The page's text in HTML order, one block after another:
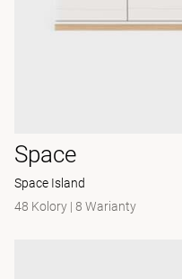
Space
Space Island
48 Kolory | 8 Warianty